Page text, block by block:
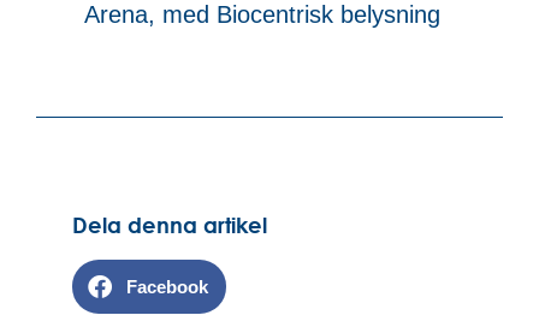
Arena, med Biocentrisk belysning
Dela denna artikel
Facebook